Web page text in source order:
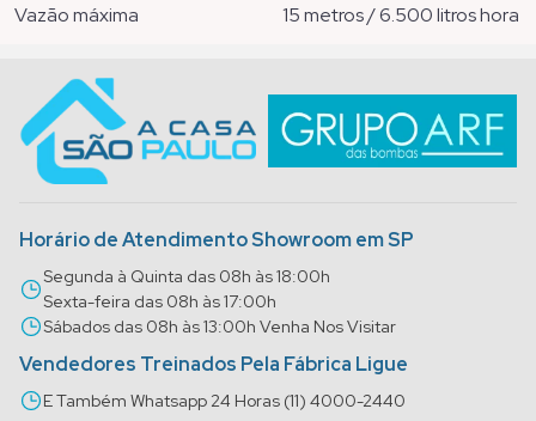
vazão máxima 15 metros / 6.500 litros hora
Horário de Atendimento Showroom em SP
Segunda à Quinta das 08h às 18:00h
Sexta-feira das 08h às 17:00h
Sábados das 08h às 13:00h Venha Nos Visitar
Vendedores Treinados Pela Fábrica Ligue
E Também Whatsapp 24 Horas (11) 4000-2440